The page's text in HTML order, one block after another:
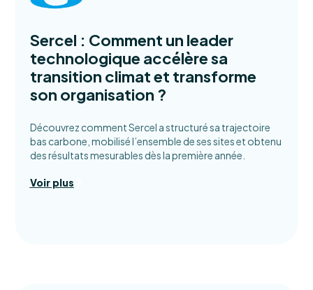
Sercel : Comment un leader
technologique accélère sa
transition climat et transforme
son organisation ?
Découvrez comment Sercel a structuré sa trajectoire
bas carbone, mobilisé l’ensemble de ses sites et obtenu
des résultats mesurables dès la première année.
Voir plus